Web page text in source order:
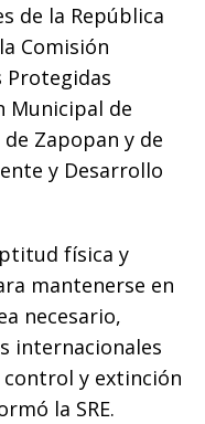
de la República
Comisión
Protegidas
Municipal de
Zapopan y de
y Desarrollo
física y
mantenerse en
necesario,
internacionales
y extinción
la SRE.